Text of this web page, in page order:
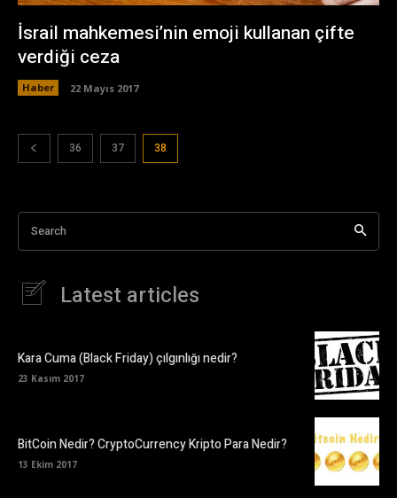
İsrail mahkemesi’nin emoji kullanan çifte
verdiği ceza
Haber 22 Mayıs 2017
36 37 38
Search
Latest articles
Kara Cuma (Black Friday) çılgınlığı nedir?
23 Kasım 2017
BitCoin Nedir? CryptoCurrency Kripto Para Nedir?
13 Ekim 2017